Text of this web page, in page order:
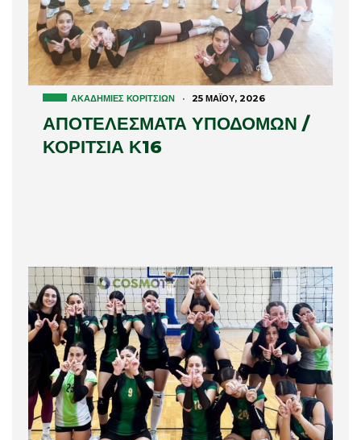
ΑΚΑΔΗΜΊΕΣ ΚΟΡΙΤΣΙΏΝ · 25 ΜΑΪ́ΟΥ, 2026
ΑΠΟΤΕΛΕΣΜΑΤΑ ΥΠΟΔΟΜΩΝ /
ΚΟΡΙΤΣΙΑ Κ16